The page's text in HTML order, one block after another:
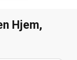
Hjem,